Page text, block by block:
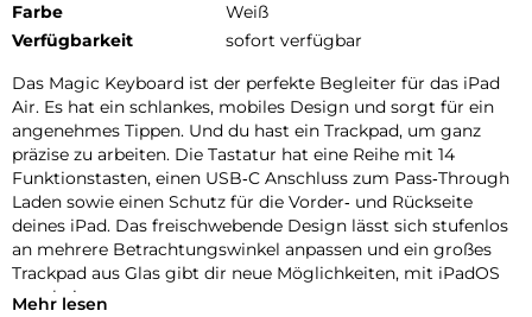
Farbe
Weiß
Verfügbarkeit
sofort verfügbar
Das Magic Keyboard ist der perfekte Begleiter für das iPad
Air. Es hat ein schlankes, mobiles Design und sorgt für ein
angenehmes Tippen. Und du hast ein Trackpad, um ganz
präzise zu arbeiten. Die Tastatur hat eine Reihe mit 14
Funktions­tasten, einen USB‑C Anschluss zum Pass‑Through
Laden sowie einen Schutz für die Vorder‑ und Rückseite
deines iPad. Das frei­schwebende Design lässt sich stufenlos
an mehrere Betrachtungs­winkel anpassen und ein großes
Trackpad aus Glas gibt dir neue Möglichkeiten, mit iPadOS
zu arbeiten.
Mehr lesen